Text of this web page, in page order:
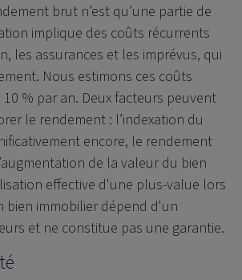
brut n’est qu’une partie de
implique des coûts récurrents
les assurances et les imprévus, qui
Nous estimons ces coûts
% par an. Deux facteurs peuvent
le rendement : l’indexation du
encore, le rendement
de la valeur du bien
effective d'une plus-value lors
bien immobilier dépend d'un
et ne constitue pas une garantie.